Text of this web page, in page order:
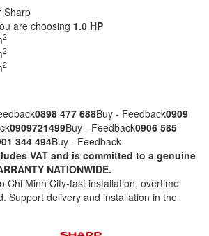
Sharp
are choosing 1.0 HP
2
2
2
0898 477 688Buy - Feedback0909
0909721499Buy - Feedback0906 585
344 494Buy - Feedback
VAT and is committed to a genuine
NATIONWIDE.
Chi Minh City-fast installation, overtime
Support delivery and installation in the